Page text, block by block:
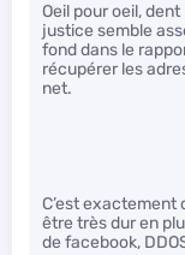
Oeil pour oeil,
justice semble
fond dans le
récupérer les
net.
C’est exactement
être très dur en
de facebook,